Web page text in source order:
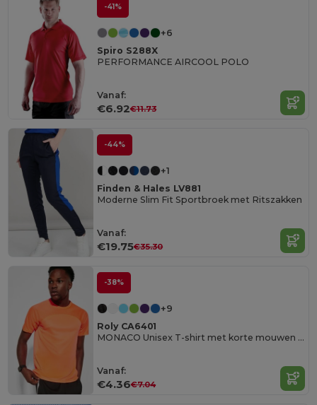
-41%
+6
Spiro S288X
PERFORMANCE AIRCOOL POLO
Vanaf:
€6.92€11.73
-44%
+1
Finden & Hales LV881
Moderne Slim Fit Sportbroek met Ritszakken
Vanaf:
€19.75€35.30
-38%
+9
Roly CA6401
MONACO Unisex T-shirt met korte mouwen in technisch weefsel
Vanaf:
€4.36€7.04